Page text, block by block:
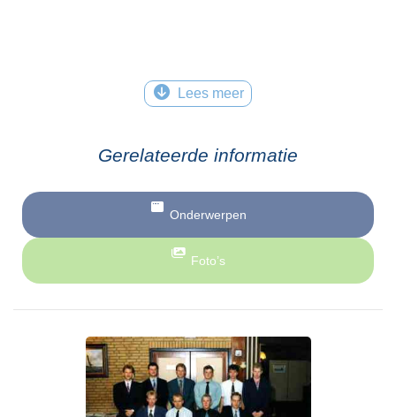
Lees meer
Gerelateerde informatie
Onderwerpen
Foto’s